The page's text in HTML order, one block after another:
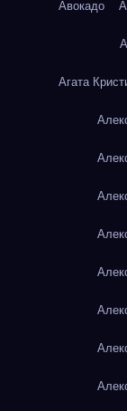
Авокадо
Агата